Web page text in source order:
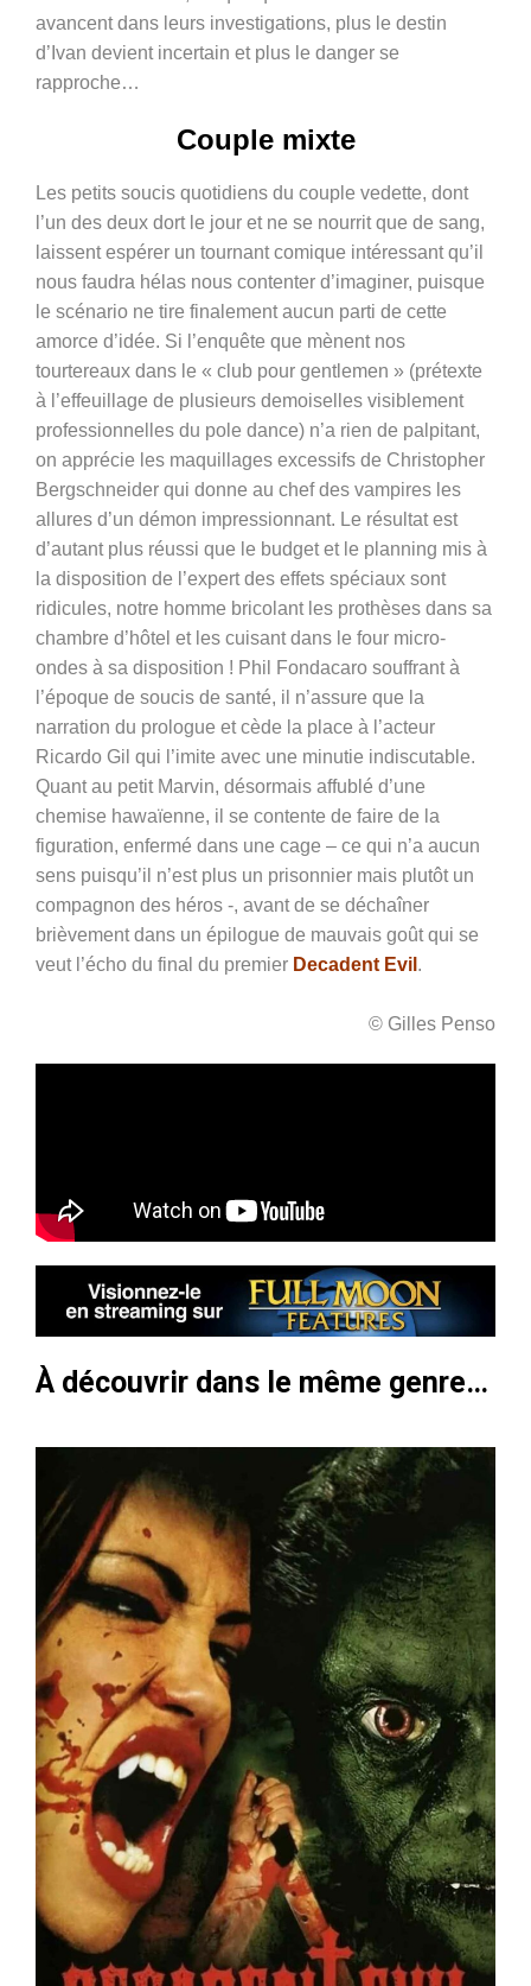
avancent dans leurs investigations, plus le destin
d’Ivan devient incertain et plus le danger se
rapproche…
Couple mixte
Les petits soucis quotidiens du couple vedette, dont
l’un des deux dort le jour et ne se nourrit que de sang,
laissent espérer un tournant comique intéressant qu’il
nous faudra hélas nous contenter d’imaginer, puisque
le scénario ne tire finalement aucun parti de cette
amorce d’idée. Si l’enquête que mènent nos
tourtereaux dans le « club pour gentlemen » (prétexte
à l’effeuillage de plusieurs demoiselles visiblement
professionnelles du pole dance) n’a rien de palpitant,
on apprécie les maquillages excessifs de Christopher
Bergschneider qui donne au chef des vampires les
allures d’un démon impressionnant. Le résultat est
d’autant plus réussi que le budget et le planning mis à
la disposition de l’expert des effets spéciaux sont
ridicules, notre homme bricolant les prothèses dans sa
chambre d’hôtel et les cuisant dans le four micro-
ondes à sa disposition ! Phil Fondacaro souffrant à
l’époque de soucis de santé, il n’assure que la
narration du prologue et cède la place à l’acteur
Ricardo Gil qui l’imite avec une minutie indiscutable.
Quant au petit Marvin, désormais affublé d’une
chemise hawaïenne, il se contente de faire de la
figuration, enfermé dans une cage – ce qui n’a aucun
sens puisqu’il n’est plus un prisonnier mais plutôt un
compagnon des héros -, avant de se déchaîner
brièvement dans un épilogue de mauvais goût qui se
veut l’écho du final du premier Decadent Evil .
© Gilles Penso
À découvrir dans le même genre…